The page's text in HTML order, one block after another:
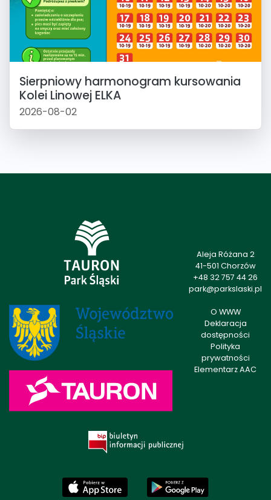
Sierpniowy harmonogram kursowania
Kolei Linowej ELKA
2026-08-02
Aleja Różana 2
41-501 Chorzów
+48 32 757 44 26
park@parkslaski.pl
O WWW
Deklaracja
dostępności
Polityka
prywatności
Elementarz AAC